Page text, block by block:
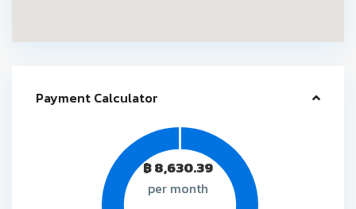
Payment Calculator
฿8,630.39
per month